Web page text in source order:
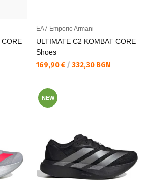
CORE
EA7 Emporio Armani
ULTIMATE C2 KOMBAT CORE
Shoes
Текуща цена:
169,90 € / 332,30 BGN
NEW